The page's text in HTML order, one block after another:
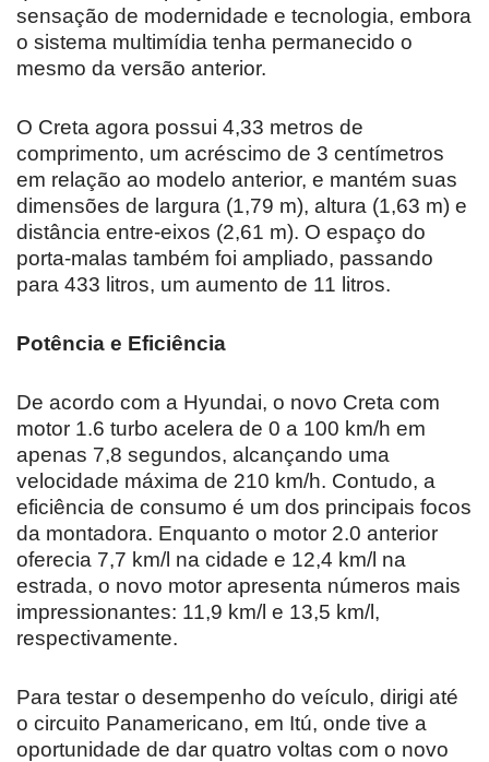
sensação de modernidade e tecnologia, embora
o sistema multimídia tenha permanecido o
mesmo da versão anterior.
O Creta agora possui 4,33 metros de
comprimento, um acréscimo de 3 centímetros
em relação ao modelo anterior, e mantém suas
dimensões de largura (1,79 m), altura (1,63 m) e
distância entre-eixos (2,61 m). O espaço do
porta-malas também foi ampliado, passando
para 433 litros, um aumento de 11 litros.
Potência e Eficiência
De acordo com a Hyundai, o novo Creta com
motor 1.6 turbo acelera de 0 a 100 km/h em
apenas 7,8 segundos, alcançando uma
velocidade máxima de 210 km/h. Contudo, a
eficiência de consumo é um dos principais focos
da montadora. Enquanto o motor 2.0 anterior
oferecia 7,7 km/l na cidade e 12,4 km/l na
estrada, o novo motor apresenta números mais
impressionantes: 11,9 km/l e 13,5 km/l,
respectivamente.
Para testar o desempenho do veículo, dirigi até
o circuito Panamericano, em Itú, onde tive a
oportunidade de dar quatro voltas com o novo